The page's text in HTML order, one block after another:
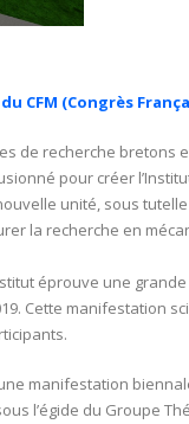
CFM (Congrès
de recherche bretons
pour créer
unité, sous
la recherche en
éprouve une
Cette manifestation
manifestation
l’égide du Groupe